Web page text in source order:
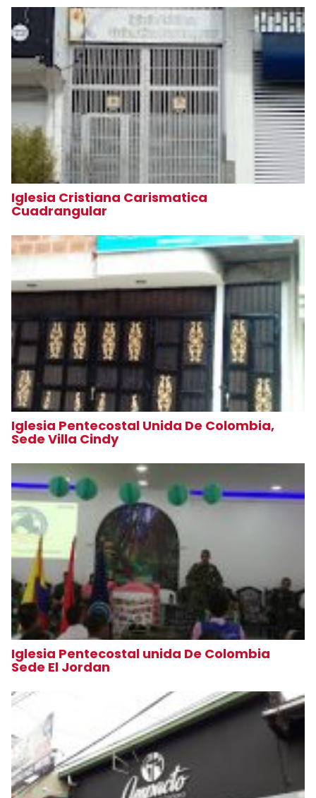
Iglesia Cristiana Carismatica
Cuadrangular
Iglesia Pentecostal Unida De Colombia,
Sede Villa Cindy
Iglesia Pentecostal unida De Colombia
Sede El Jordan